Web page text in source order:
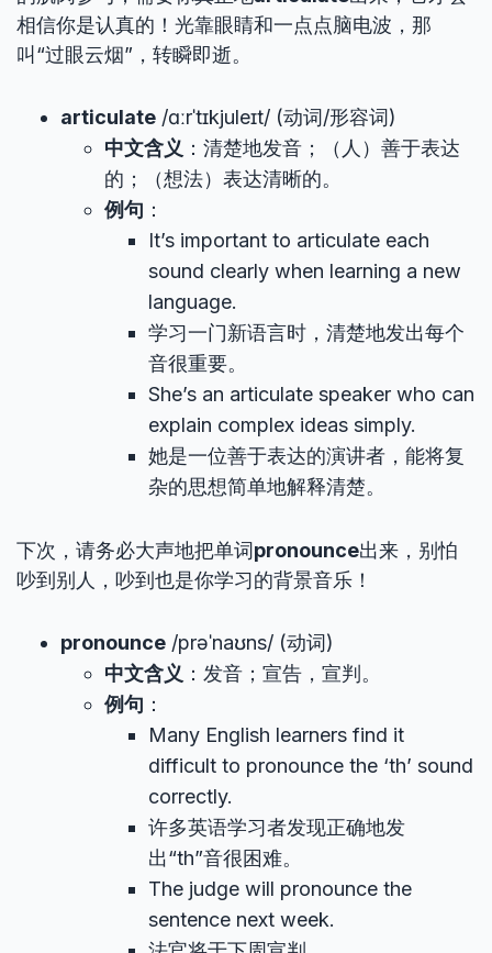
相信你是认真的！光靠眼睛和一点点脑电波，那
叫“过眼云烟”，转瞬即逝。
articulate /ɑːrˈtɪkjuleɪt/ (动词/形容词)
中文含义 ：清楚地发音；（人）善于表达
的；（想法）表达清晰的。
例句 ：
It’s important to articulate each
sound clearly when learning a new
language.
学习一门新语言时，清楚地发出每个
音很重要。
She’s an articulate speaker who can
explain complex ideas simply.
她是一位善于表达的演讲者，能将复
杂的思想简单地解释清楚。
下次，请务必大声地把单词pronounce出来，别怕
吵到别人，吵到也是你学习的背景音乐！
pronounce /prəˈnaʊns/ (动词)
中文含义 ：发音；宣告，宣判。
例句 ：
Many English learners find it
difficult to pronounce the ‘th’ sound
correctly.
许多英语学习者发现正确地发
出“th”音很困难。
The judge will pronounce the
sentence next week.